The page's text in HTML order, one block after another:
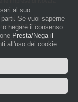
con il nr. 562
del 07/03/13
al suo
Se vuoi saperne
o negare il consenso
Presta/Nega il
all'uso dei cookie.